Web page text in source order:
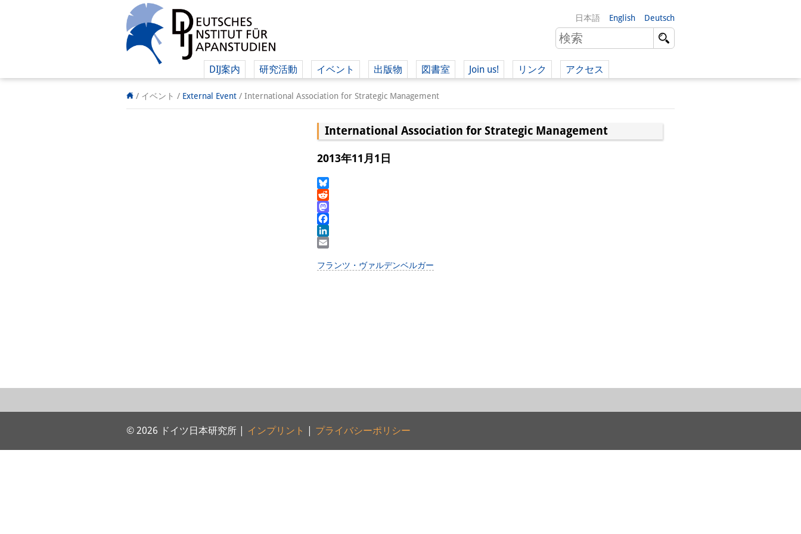
日本語 English Deutsch
DIJ案内 研究活動 イベント 出版物 図書室 Join us!
（ドイツ語）
リンク アクセス
/ イベント / External Event / International Association for Strategic Management
International Association for Strategic Management
2013年11月1日
Bluesky
Reddit
Mastodon
Facebook
LinkedIn
フランツ・ヴァルデンベルガー
© 2026 ドイツ日本研究所 | インプリント プライバシーポリシー